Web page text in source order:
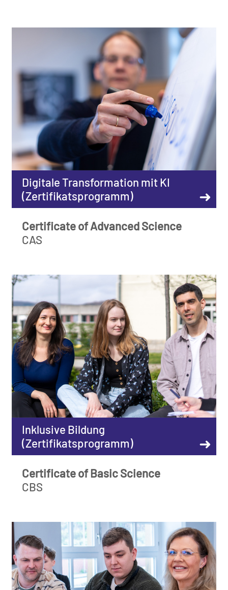
Digitale Transformation mit KI
(Zertifikatsprogramm)
➜
Certificate of Advanced Science
CAS
Inklusive Bildung
(Zertifikatsprogramm)
➜
Certificate of Basic Science
CBS